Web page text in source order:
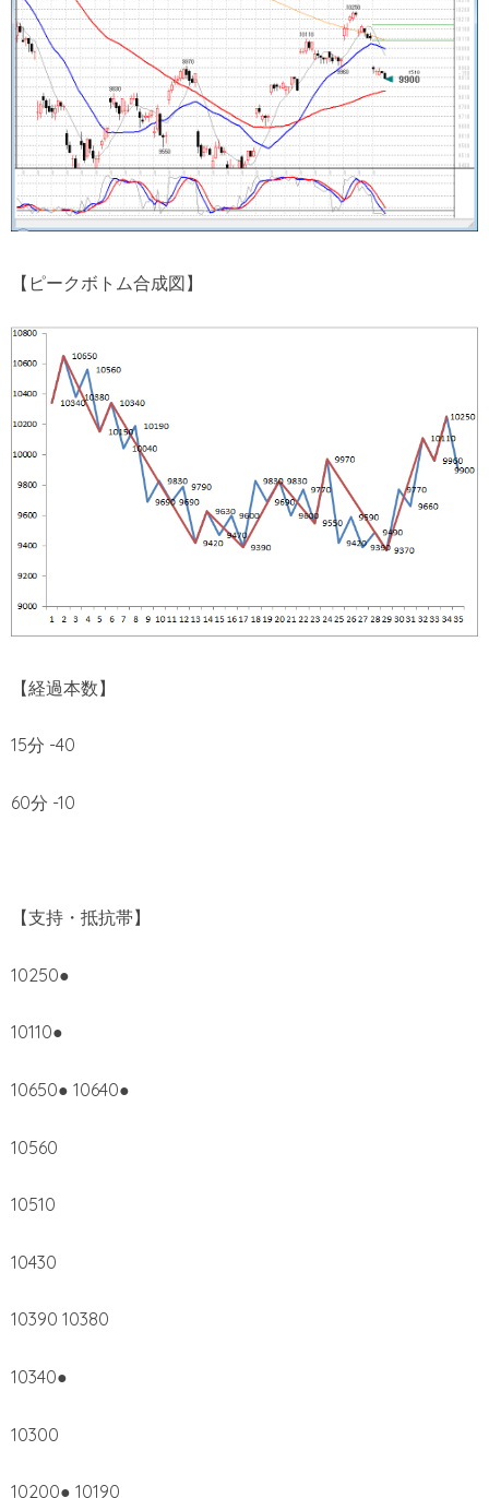
【ピークボトム合成図】
【経過本数】
15分 -40
60分 -10
【支持・抵抗帯】
10250●
10110●
10650● 10640●
10560
10510
10430
10390 10380
10340●
10300
10200● 10190